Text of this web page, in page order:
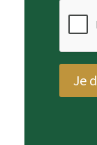
Je